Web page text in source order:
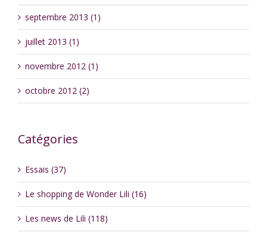
septembre 2013 (1)
juillet 2013 (1)
novembre 2012 (1)
octobre 2012 (2)
Catégories
Essais (37)
Le shopping de Wonder Lili (16)
Les news de Lili (118)